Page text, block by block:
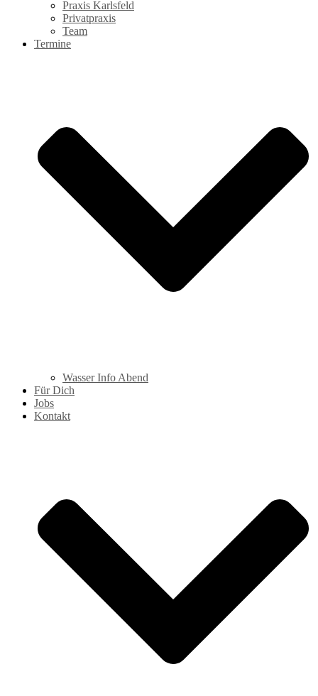
Praxis Karlsfeld
Privatpraxis
Team
Termine
Wasser Info Abend
Für Dich
Jobs
Kontakt